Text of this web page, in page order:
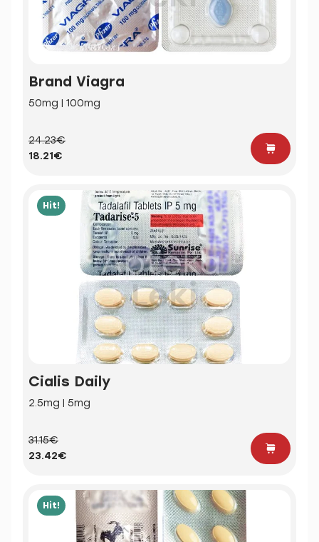
Brand Viagra
50mg | 100mg
24.23€
18.21€
Hit!
Cialis Daily
2.5mg | 5mg
31.15€
23.42€
Hit!